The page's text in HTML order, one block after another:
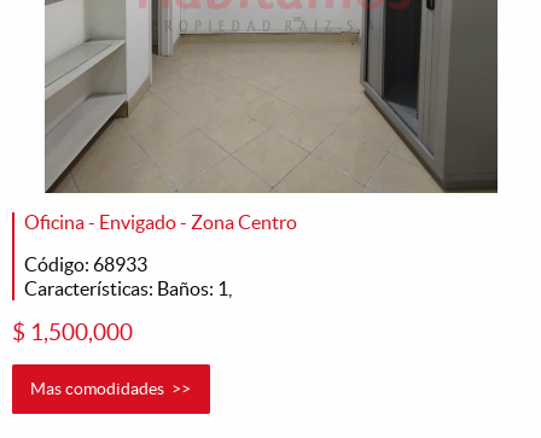
Oficina - Envigado - Zona Centro
Código: 68933
Características: Baños: 1,
$ 1,500,000
Mas comodidades >>